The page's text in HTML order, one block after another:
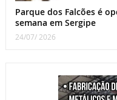
Parque dos Falcões é
semana em Sergipe
24/07/ 2026